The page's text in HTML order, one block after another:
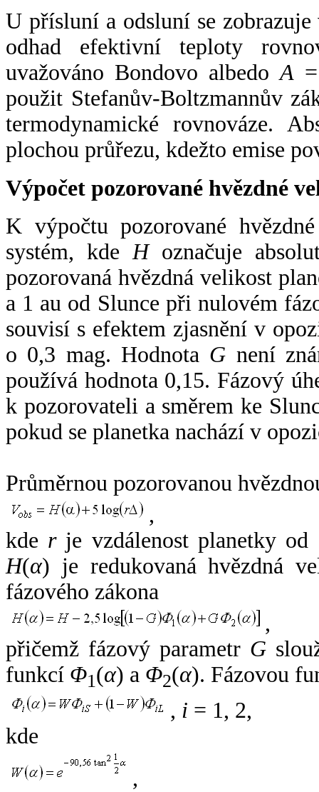
U přísluní a odsluní se
odhad efektivní teploty
uvažováno Bondovo albedoA
použit Stefanův-Boltzmannův
termodynamické rovnováze.
plochou průřezu, kdežto emise
Výpočet pozorované hvězdné
K výpočtu pozorované
systém, kde Hoznačuje
pozorovaná hvězdná velikost
a 1 au od Slunce při nulovém
souvisí s efektem zjasnění v
o 0,3 mag. Hodnota G není
používá hodnota 0,15. Fázový
k pozorovateli a směrem ke
pokud se planetka nachází v
Průměrnou pozorovanou
,
kde rje vzdálenost planetky od
H(α) je redukovaná hvězdná
fázového zákona
,
přičemž fázový parametr G
funkcí Φ1(α) a Φ2(α). Fázovou
, i = 1, 2,
kde
,